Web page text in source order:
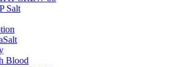
Salt
Blood